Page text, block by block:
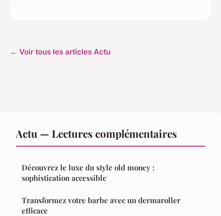
← Voir tous les articles Actu
Actu — Lectures complémentaires
Découvrez le luxe du style old money :
sophistication accessible
Transformez votre barbe avec un dermaroller
efficace